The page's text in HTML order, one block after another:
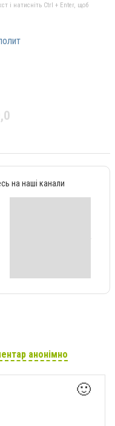
і натисніть Ctrl + Enter, щоб
на наші канали
анонімно
🙂